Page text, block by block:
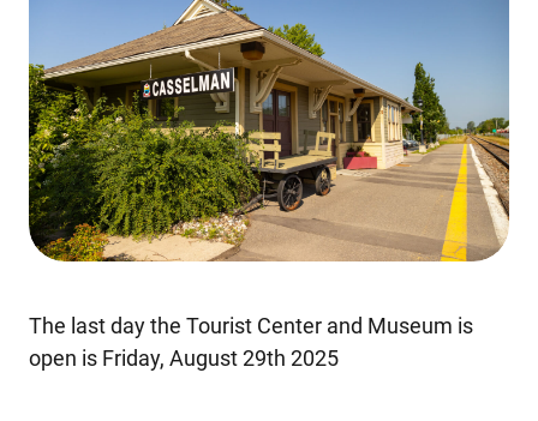
The last day the Tourist Center and Museum is
open is Friday, August 29th 2025